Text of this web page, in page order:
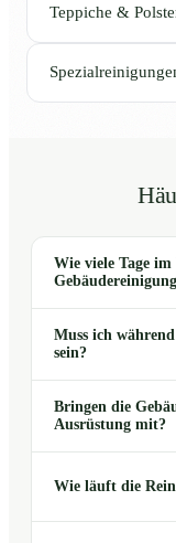
Teppiche &
Wie viele Tage im
Muss ich
sein?
Bringen die
Ausrüstung mit?
Wie läuft die